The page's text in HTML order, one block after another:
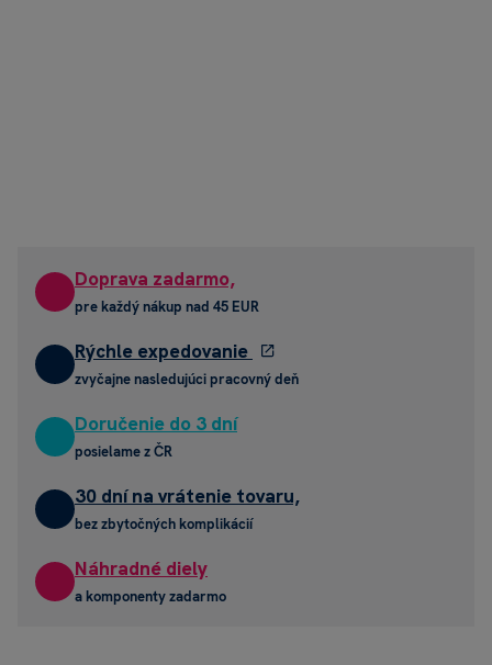
Doprava zadarmo,
pre každý nákup nad 45 EUR
Rýchle expedovanie
zvyčajne nasledujúci pracovný deň
Doručenie do 3 dní
posielame z ČR
30 dní na vrátenie tovaru,
bez zbytočných komplikácií
Náhradné diely
a komponenty zadarmo